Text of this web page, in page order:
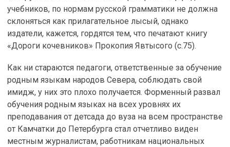
учебников, по нормам русской грамматики не должна
склоняться как прилагательное лысый, однако
издатели, кажется, гордятся тем, что печатают книгу
«Дороги кочевников» Прокопия Явтысого (с.75).
Как ни стараются педагоги, ответственные за обучение
родным языкам народов Севера, соблюдать свой
имидж, у них это плохо получается. Форменный развал
обучения родным языках на всех уровнях их
преподавания от детсада до вуза на всем пространстве
от Камчатки до Петербурга стал отчетливо виден
местным журналистам, работникам национальных